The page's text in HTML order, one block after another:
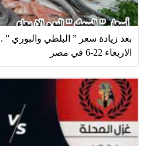
بعد زيادة سعر ” البلطي والبوري ”
الاربعاء 22-6 في مصر